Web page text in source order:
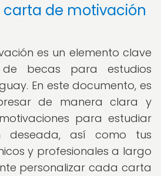
carta de motivación
es un elemento clave
becas para estudios
En este documento, es
de manera clara y
para estudiar
deseada, así como tus
y profesionales a largo
personalizar cada carta